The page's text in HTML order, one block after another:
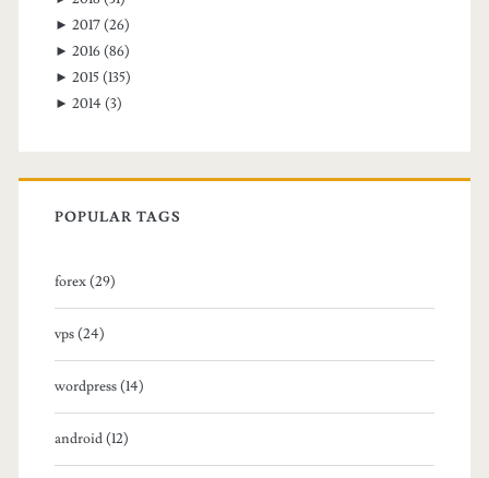
► 2017 (26)
► 2016 (86)
► 2015 (135)
► 2014 (3)
POPULAR TAGS
forex (29)
vps (24)
wordpress (14)
android (12)